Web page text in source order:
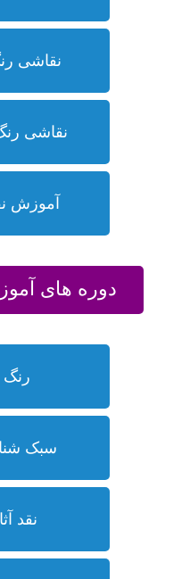
نقاشی
نقاشی
آموزش
دوره های
سبک
نقد